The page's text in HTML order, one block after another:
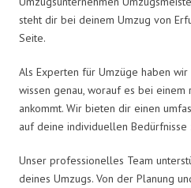
steht dir bei deinem Umzug von
Seite.
Als Experten für Umzüge haben
wissen genau, worauf es bei einem
ankommt. Wir bieten dir einen
auf deine individuellen Bedürfnisse
Unser professionelles Team
deines Umzugs. Von der Planung